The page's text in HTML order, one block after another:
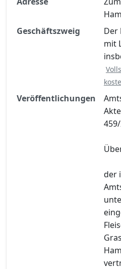
Jetzt kostenlos
Geschäftszweig
Der
mit
Veröffentlichungen
der